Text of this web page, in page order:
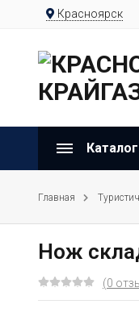
Красноярск
Главная
Нож
(0